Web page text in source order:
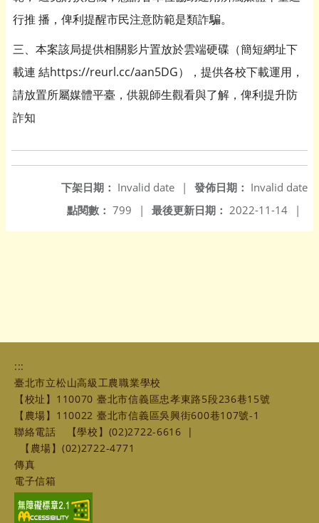
行推 播，俾利提醒市民注意防範是類詐騙。
三、本案該局提供相關影片置放於雲端硬碟（簡短網址下
載連 結https://reurl.cc/aan5DG），提供各校下載運用，
請放置所屬媒體平臺，供親師生觀看與了解，俾利提升防
詐知
發佈日期： Invalid date
下架日期： Invalid date
|
最後更新日期： 2022-11-14 |
點閱數： 799 |
:::
臺北市立松山高級工農職業學校
【校址】110070 臺北市信義區忠孝東路5段236巷15號
【農場】110022 臺北市信義區吳興街600巷107號-1
聯絡電話
【學校】(02)2722-6616
|
【農場】(02)2722-4771
傳真
電子信箱